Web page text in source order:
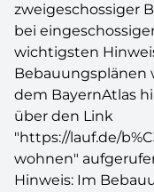
zweigeschossiger
bei
wichtigsten
Bebauungsplänen
dem BayernAtlas
über den Link
"https://lauf.de/
wohnen"
Hinweis: Im